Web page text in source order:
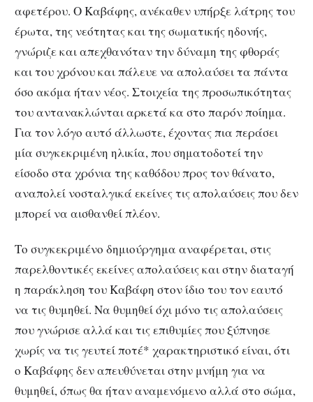
αφετέρου. Ο Καβάφης, ανέκαθεν υπήρξε λάτρης του
έρωτα, της νεότητας και της σωματικής ηδονής,
γνώριζε και απεχθανόταν την δύναμη της φθοράς
και του χρόνου και πάλευε να απολαύσει τα πάντα
όσο ακόμα ήταν νέος. Στοιχεία της προσωπικότητας
του αντανακλώνται αρκετά κα στο παρόν ποίημα.
Για τον λόγο αυτό άλλωστε, έχοντας πια περάσει
μία συγκεκριμένη ηλικία, που σηματοδοτεί την
είσοδο στα χρόνια της καθόδου προς τον θάνατο,
αναπολεί νοσταλγικά εκείνες τις απολαύσεις που δεν
μπορεί να αισθανθεί πλέον.
Το συγκεκριμένο δημιούργημα αναφέρεται, στις
παρελθοντικές εκείνες απολαύσεις και στην διαταγή
η παράκληση του Καβάφη στον ίδιο του τον εαυτό
να τις θυμηθεί. Να θυμηθεί όχι μόνο τις απολαύσεις
που γνώρισε αλλά και τις επιθυμίες που ξύπνησε
χωρίς να τις γευτεί ποτέ* χαρακτηριστικό είναι, ότι
ο Καβάφης δεν απευθύνεται στην μνήμη για να
θυμηθεί, όπως θα ήταν αναμενόμενο αλλά στο σώμα,